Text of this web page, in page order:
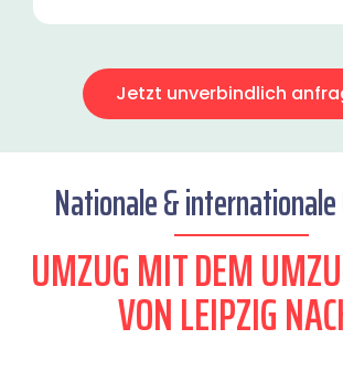
Jetzt unverbindlich
Nationale &
UMZUG MIT DEM
VON LEIPZIG